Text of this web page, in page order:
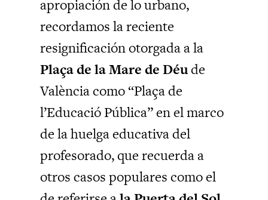
apropiación de lo urbano,
recordamos la reciente
resignificación otorgada a la
Plaça de la Mare de Déude
València como “Plaça de
l’Educació Pública” en el marco
de la huelga educativa del
profesorado, que recuerda a
otros casos populares como el